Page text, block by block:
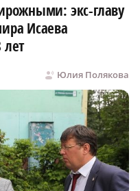
экс-главу
Исаева
Юлия Полякова